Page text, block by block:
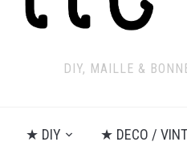
DIY, MAILLE &
★ DIY ★ DECO /